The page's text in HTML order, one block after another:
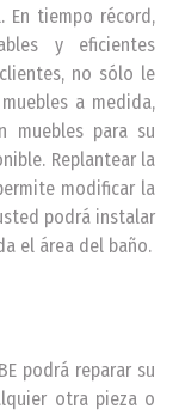
En tiempo récord,
y eficientes
no sólo le
a medida,
muebles para su
Replantear la
modificar la
podrá instalar
el área del baño.
podrá reparar su
otra pieza o